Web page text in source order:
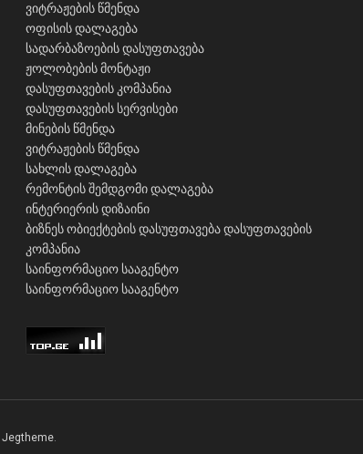
ვიტრაჟების წმენდა
ოფისის დალაგება
სადარბაზოების დასუფთავება
ჟოლობების მონტაჟი
დასუფთავების კომპანია
დასუფთავების სერვისები
მინების წმენდა
ვიტრაჟების წმენდა
სახლის დალაგება
რემონტის შემდგომი დალაგება
ინტერიერის დიზაინი
ბიზნეს ობიექტების დასუფთავებადასუფთავების
კომპანია
საინფორმაციო სააგენტო
საინფორმაციო სააგენტო
Jegtheme.